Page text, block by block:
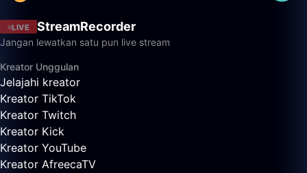
LIVE StreamRecorder
Jangan lewatkan satu pun live stream
Kreator Unggulan
Jelajahi kreator
Kreator TikTok
Kreator Twitch
Kreator Kick
Kreator YouTube
Kreator AfreecaTV